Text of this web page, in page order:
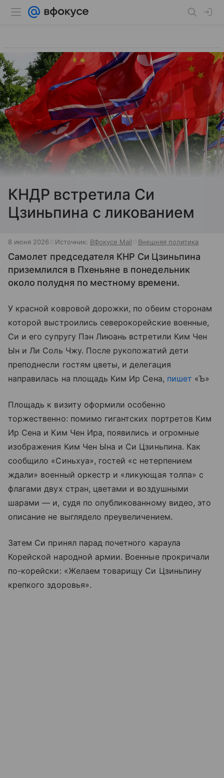
КНДР встретила Си
Цзиньпина с ликованием
8 июня 2026 Источник: ВФокусе Mail Внешняя политика
Самолет председателя КНР Си Цзиньпина
приземлился в Пхеньяне в понедельник
около полудня по местному времени.
У красной ковровой дорожки, по обеим сторонам
которой выстроились северокорейские военные,
Си и его супругу Пэн Лиюань встретили Ким Чен
Ын и Ли Соль Чжу. После рукопожатий дети
преподнесли гостям цветы, и делегация
направилась на площадь Ким Ир Сена, пишет «Ъ»
Площадь к визиту оформили особенно
торжественно: помимо гигантских портретов Ким
Ир Сена и Ким Чен Ира, появились и огромные
изображения Ким Чен Ына и Си Цзиньпина. Как
сообщило «Синьхуа», гостей «с нетерпением
ждали» военный оркестр и «ликующая толпа» с
флагами двух стран, цветами и воздушными
шарами — и, судя по опубликованному видео, это
описание не выглядело преувеличением.
Затем Си принял парад почетного караула
Корейской народной армии. Военные прокричали
по-корейски: «Желаем товарищу Си Цзиньпину
крепкого здоровья».